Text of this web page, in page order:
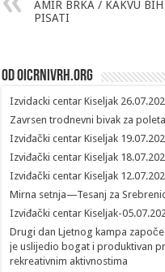
AMIR BRKA / KAKVU BIH
PISATI
Od oicrnivrh.org
Izvidacki centar Kiseljak
Zavrsen trodnevni bivak za
Izviđački centar Kiseljak
Izviđački centar Kiseljak
Izviđački centar Kiseljak
Mirna setnja—Tesanj za
Izviđački centar Kiseljak-
Drugi dan Ljetnog kampa
je uslijedio bogat i produktivan
rekreativnim aktivnostima